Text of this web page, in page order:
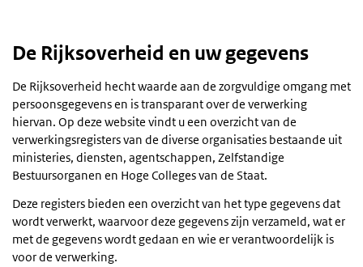
De Rijksoverheid en uw gegevens
De Rijksoverheid hecht waarde aan de zorgvuldige omgang met
persoonsgegevens en is transparant over de verwerking
hiervan. Op deze website vindt u een overzicht van de
verwerkingsregisters van de diverse organisaties bestaande uit
ministeries, diensten, agentschappen, Zelfstandige
Bestuursorganen en Hoge Colleges van de Staat.
Deze registers bieden een overzicht van het type gegevens dat
wordt verwerkt, waarvoor deze gegevens zijn verzameld, wat er
met de gegevens wordt gedaan en wie er verantwoordelijk is
voor de verwerking.